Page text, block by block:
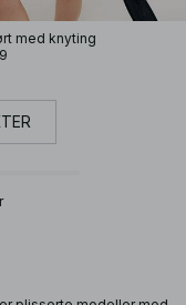
med knyting